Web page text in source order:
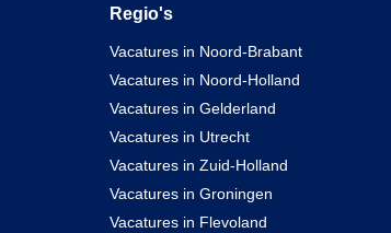
Regio's
Vacatures in Noord-Brabant
Vacatures in Noord-Holland
Vacatures in Gelderland
Vacatures in Utrecht
Vacatures in Zuid-Holland
Vacatures in Groningen
Vacatures in Flevoland